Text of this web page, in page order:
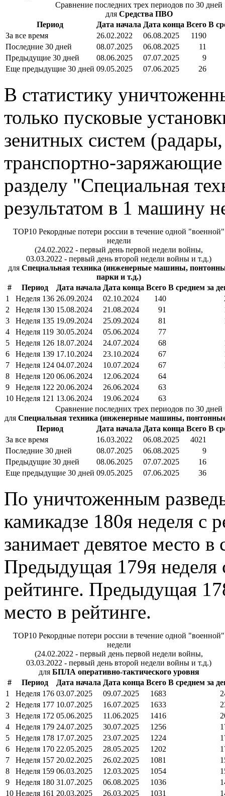
Сравнение последних трех периодов по 30 дней
для Средства ПВО
Период
Дата начала Дата конца Всего В
За все время
26.02.2022 06.08.2025
1190
Последние 30 дней
08.07.2025 06.08.2025
11
Предыдущие 30 дней
08.06.2025 07.07.2025
9
Еще предыдущие 30 дней 09.05.2025 07.06.2025 26
В статистику
только пусковые
зенитных систем
транспортно-
разделу "Специальная
результатом в 1 машину
TOP10 Рекордные потери россии в течение одной "военной"
недели
(24.02.2022 - первый день первой недели войны,
03.03.2022 - первый день второй недели войны и т.д.)
для Специальная техника (инженерные машины,
парки и т.д.)
#
Период Дата начала Дата конца Всего В среднем за
1
Неделя 136 26.09.2024 02.10.2024 140
2
Неделя 130 15.08.2024 21.08.2024 91
3
Неделя 135 19.09.2024 25.09.2024 81
4
Неделя 119 30.05.2024 05.06.2024 77
5
Неделя 126 18.07.2024 24.07.2024 68
6
Неделя 139 17.10.2024 23.10.2024 67
7
Неделя 124 04.07.2024 10.07.2024 67
8
Неделя 120 06.06.2024 12.06.2024
64
9
Неделя 122 20.06.2024 26.06.2024
63
10 Неделя 121 13.06.2024 19.06.2024
63
Сравнение последних трех периодов по 30 дней
для Специальная техника (инженерные машины,
Период
Дата начала Дата конца Всего В
За все время
16.03.2022 06.08.2025
4021
Последние 30 дней
08.07.2025 06.08.2025
9
Предыдущие 30 дней
08.06.2025 07.07.2025
16
Еще предыдущие 30 дней 09.05.2025 07.06.2025 36
По уничтоженным
камикадзе 180я неделя с
занимает девятое место
Предыдущая 179я неделя
рейтинге. Предыдущая
место в рейтинге.
TOP10 Рекордные потери россии в течение одной "военной"
недели
(24.02.2022 - первый день первой недели войны,
03.03.2022 - первый день второй недели войны и т.д.)
для БПЛА оперативно-тактического уровня
#
Период Дата начала Дата конца Всего В среднем за
1
Неделя 176 03.07.2025 09.07.2025 1683
2
Неделя 177 10.07.2025 16.07.2025 1633
3
Неделя 172 05.06.2025 11.06.2025 1416
4
Неделя 179 24.07.2025 30.07.2025 1256
5
Неделя 178 17.07.2025 23.07.2025 1224
6
Неделя 170 22.05.2025 28.05.2025 1202
7
Неделя 157 20.02.2025 26.02.2025 1081
8
Неделя 159 06.03.2025 12.03.2025 1054
9
Неделя 180 31.07.2025 06.08.2025 1036
10 Неделя 161 20.03.2025 26.03.2025 1031